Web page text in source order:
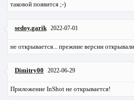
таковой появится ;-)
sedoy.garik 2022-07-01
не открывается... прежние версии
Dimitry00 2022-06-29
Приложение InShot не открывается!